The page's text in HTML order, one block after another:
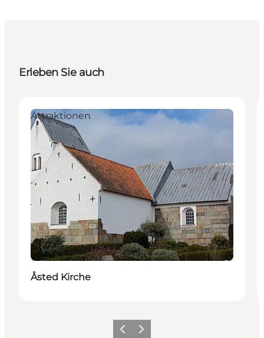
Erleben Sie auch
Attraktionen
Åsted Kirche
Vorherige Folie
Nächste Folie